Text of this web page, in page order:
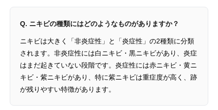
Q. ニキビの種類にはどのようなものがありますか？
ニキビは大きく「非炎症性」と「炎症性」の2種類に分類
されます。非炎症性には白ニキビ・黒ニキビがあり、炎症
はまだ起きていない段階です。炎症性には赤ニキビ・黄ニ
キビ・紫ニキビがあり、特に紫ニキビは重症度が高く、跡
が残りやすい特徴があります。